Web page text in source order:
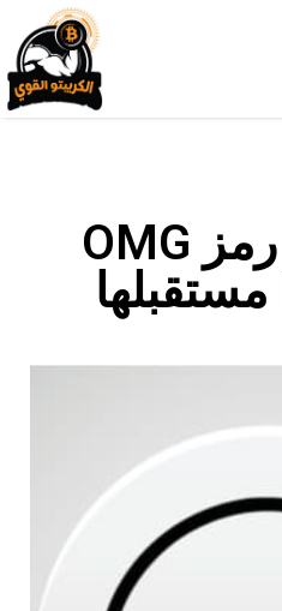
عملة OMG رمز OMG